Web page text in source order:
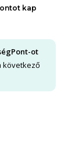
kap
ot
következő